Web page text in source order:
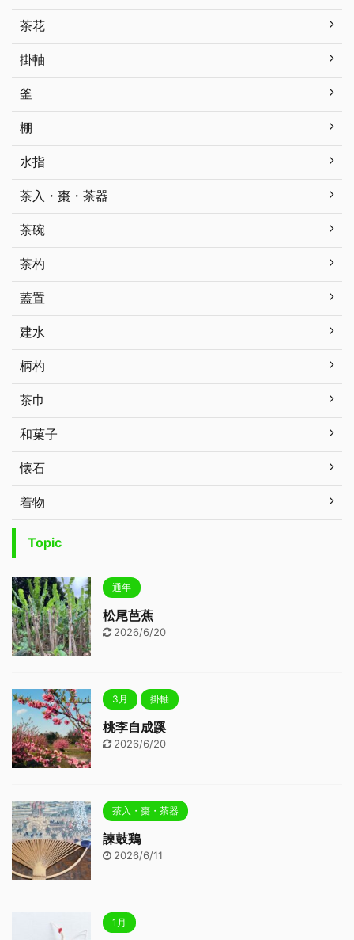
茶花
掛軸
釜
棚
水指
茶入・棗・茶器
茶碗
茶杓
蓋置
建水
柄杓
茶巾
和菓子
懐石
着物
Topic
通年
松尾芭蕉
2026/6/20
3月 掛軸
桃李自成蹊
2026/6/20
茶入・棗・茶器
諫鼓鶏
2026/6/11
1月